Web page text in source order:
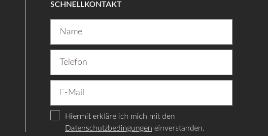
SCHNELLKONTAKT
Hiermit erkläre ich mich mit den
Datenschutzbedingungen einverstanden.